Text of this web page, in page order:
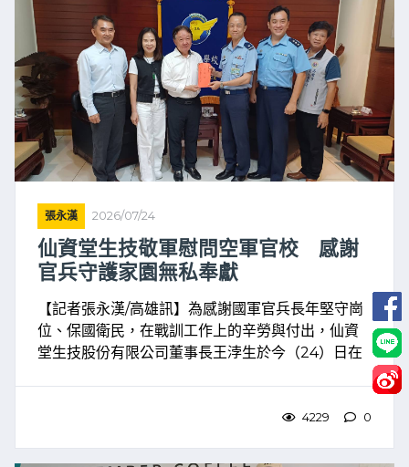
張永漢 2026/07/24
仙資堂生技敬軍慰問空軍官校 感謝
官兵守護家園無私奉獻
【記者張永漢/高雄訊】為感謝國軍官兵長年堅守崗
位、保國衛民，在戰訓工作上的辛勞與付出，仙資
堂生技股份有限公司董事長王浡生於今（24）日在
4229 0